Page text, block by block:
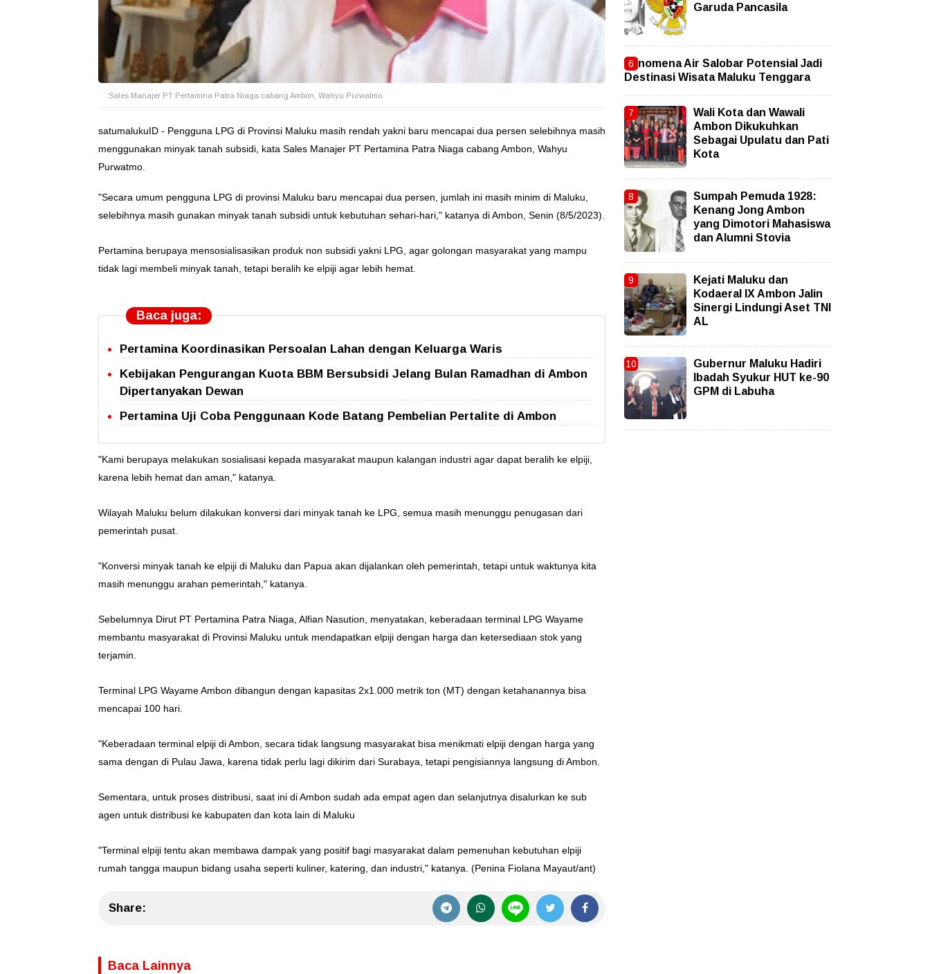
Sales Manajer PT Pertamina Patra Niaga cabang Ambon, Wahyu Purwatmo.
satumalukuID - Pengguna LPG di Provinsi Maluku masih rendah yakni baru mencapai dua persen selebihnya masih
menggunakan minyak tanah subsidi, kata Sales Manajer PT Pertamina Patra Niaga cabang Ambon, Wahyu
Purwatmo.
"Secara umum pengguna LPG di provinsi Maluku baru mencapai dua persen, jumlah ini masih minim di Maluku,
selebihnya masih gunakan minyak tanah subsidi untuk kebutuhan sehari-hari," katanya di Ambon, Senin (8/5/2023).
Pertamina berupaya mensosialisasikan produk non subsidi yakni LPG, agar golongan masyarakat yang mampu
tidak lagi membeli minyak tanah, tetapi beralih ke elpiji agar lebih hemat.
Baca juga:
Pertamina Koordinasikan Persoalan Lahan dengan Keluarga Waris
Kebijakan Pengurangan Kuota BBM Bersubsidi Jelang Bulan Ramadhan di Ambon
Dipertanyakan Dewan
Pertamina Uji Coba Penggunaan Kode Batang Pembelian Pertalite di Ambon
"Kami berupaya melakukan sosialisasi kepada masyarakat maupun kalangan industri agar dapat beralih ke elpiji,
karena lebih hemat dan aman," katanya.
Wilayah Maluku belum dilakukan konversi dari minyak tanah ke LPG, semua masih menunggu penugasan dari
pemerintah pusat.
"Konversi minyak tanah ke elpiji di Maluku dan Papua akan dijalankan oleh pemerintah, tetapi untuk waktunya kita
masih menunggu arahan pemerintah," katanya.
Sebelumnya Dirut PT Pertamina Patra Niaga, Alfian Nasution, menyatakan, keberadaan terminal LPG Wayame
membantu masyarakat di Provinsi Maluku untuk mendapatkan elpiji dengan harga dan ketersediaan stok yang
terjamin.
Terminal LPG Wayame Ambon dibangun dengan kapasitas 2x1.000 metrik ton (MT) dengan ketahanannya bisa
mencapai 100 hari.
"Keberadaan terminal elpiji di Ambon, secara tidak langsung masyarakat bisa menikmati elpiji dengan harga yang
sama dengan di Pulau Jawa, karena tidak perlu lagi dikirim dari Surabaya, tetapi pengisiannya langsung di Ambon.
Sementara, untuk proses distribusi, saat ini di Ambon sudah ada empat agen dan selanjutnya disalurkan ke sub
agen untuk distribusi ke kabupaten dan kota lain di Maluku
"Terminal elpiji tentu akan membawa dampak yang positif bagi masyarakat dalam pemenuhan kebutuhan elpiji
rumah tangga maupun bidang usaha seperti kuliner, katering, dan industri," katanya. (Penina Fiolana Mayaut/ant)
Share:
Baca Lainnya
Garuda Pancasila
Fenomena Air Salobar Potensial Jadi
Destinasi Wisata Maluku Tenggara
Wali Kota dan Wawali
Ambon Dikukuhkan
Sebagai Upulatu dan Pati
Kota
Sumpah Pemuda 1928:
Kenang Jong Ambon
yang Dimotori Mahasiswa
dan Alumni Stovia
Kejati Maluku dan
Kodaeral IX Ambon Jalin
Sinergi Lindungi Aset TNI
AL
Gubernur Maluku Hadiri
Ibadah Syukur HUT ke-90
GPM di Labuha